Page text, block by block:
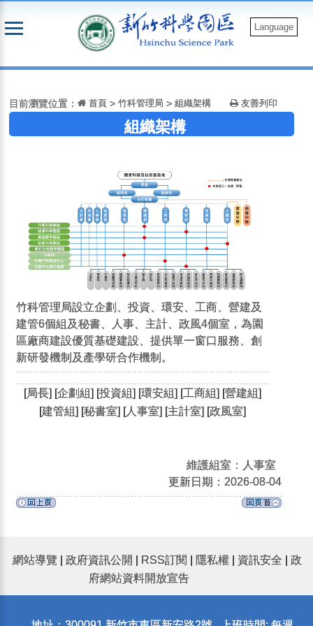
到
Language
目前瀏覽位置： 首頁 >竹科管理局 >組織架構 友善列印
組織架構
竹科管理局設立企劃、投資、環安、工商、營建及
建管6個組及秘書、人事、主計、政風4個室，為園
區廠商建設優質基礎建設、提供單一窗口服務、創
新研發機制及產學研合作機制。
[局長] [企劃組] [投資組] [環安組] [工商組] [營建組]
[建管組] [秘書室] [人事室] [主計室] [政風室]
維護組室：人事室
更新日期：2026-08-04
網站導覽 政府資訊公開 RSS訂閱 隱私權 資訊安全
政
府網站資料開放宣告